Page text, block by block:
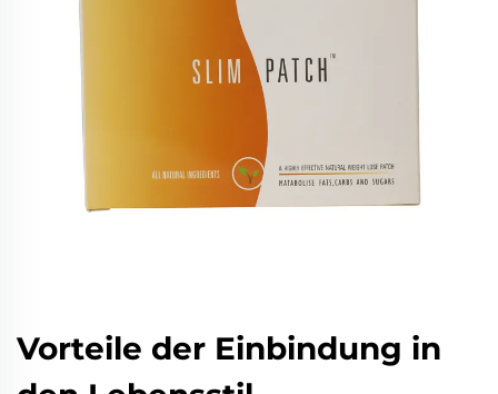
Vorteile der Einbindung in